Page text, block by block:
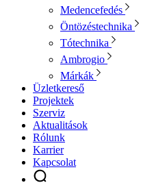
Medencefedés
Öntözéstechnika
Tótechnika
Ambrogio
Márkák
Üzletkereső
Projektek
Szerviz
Aktualitások
Rólunk
Karrier
Kapcsolat